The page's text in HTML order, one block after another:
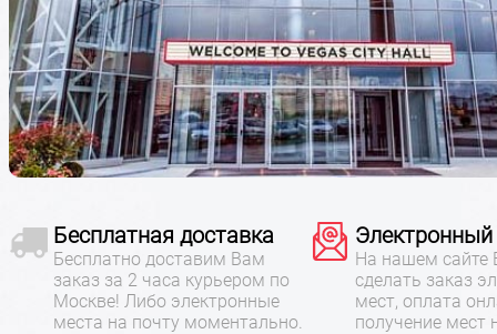
Бесплатная доставка
Бесплатно доставим Вам
заказ за 2 часа курьером по
Москве! Либо электронные
места на почту моментально.
Электронный
На нашем сайте
сделать заказ
мест, оплата
получение мест